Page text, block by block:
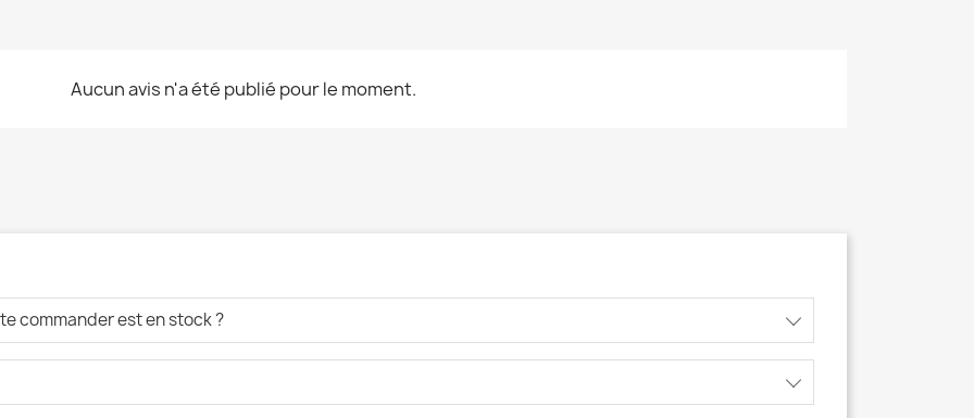
Aucun avis n'a été publié pour le moment.
commander est en stock ?